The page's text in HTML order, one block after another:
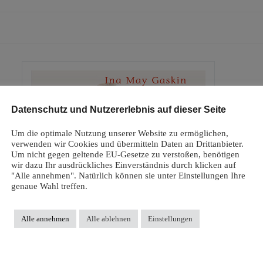
Datenschutz und Nutzererlebnis auf dieser Seite
Um die optimale Nutzung unserer Website zu ermöglichen,
verwenden wir Cookies und übermitteln Daten an Drittanbieter.
Um nicht gegen geltende EU-Gesetze zu verstoßen, benötigen
wir dazu Ihr ausdrückliches Einverständnis durch klicken auf
"Alle annehmen". Natürlich können sie unter Einstellungen Ihre
genaue Wahl treffen.
Alle annehmen Alle ablehnen Einstellungen